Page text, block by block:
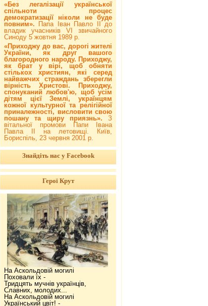
«Без легалізації української
спільноти процес
демократизації ніколи не буде
повним».
Папа Іван Павло ІІ до
владик учасників VI звичайного
Синоду 5 жовтня 1989 р.
«Приходжу до вас, дорогі жителі
України, як друг вашого
благородного народу. Приходжу,
як брат у вірі, щоб обняти
стількох християн, які серед
найважчих страждань зберегли
вірність Христові. Приходжу,
спонуканий любов'ю, щоб усім
дітям цієї Землі, українцям
кожної культурної та релігійної
приналежності, висловити свою
пошану та щиру приязнь». З
вітальної промови Папи Івана
Павла ІІ на летовищі. Київ,
Бориспіль, 23 червня 2001 р.
Знайдіть нас у Facebook
Герої Крут
На Аскольдовій могилі
Поховали їх -
Тридцять мучнів українців,
Славних, молодих...
На Аскольдовій могилі
Український цвіт! -